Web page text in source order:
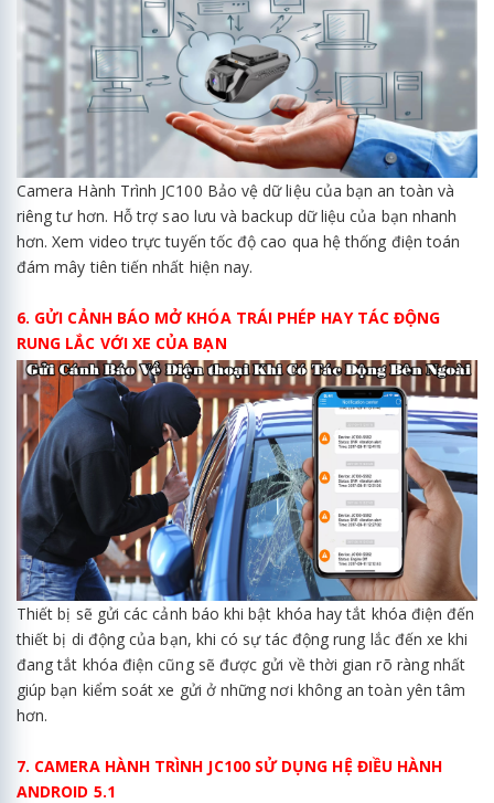
Camera Hành Trình JC100 Bảo vệ dữ liệu của bạn an toàn và
riêng tư hơn. Hỗ trợ sao lưu và backup dữ liệu của bạn nhanh
hơn. Xem video trực tuyến tốc độ cao qua hệ thống điện toán
đám mây tiên tiến nhất hiện nay.
6. GỬI CẢNH BÁO MỞ KHÓA TRÁI PHÉP HAY TÁC ĐỘNG
RUNG LẮC VỚI XE CỦA BẠN
Thiết bị sẽ gửi các cảnh báo khi bật khóa hay tắt khóa điện đến
thiết bị di động của bạn, khi có sự tác động rung lắc đến xe khi
đang tắt khóa điện cũng sẽ được gửi về thời gian rõ ràng nhất
giúp bạn kiểm soát xe gửi ở những nơi không an toàn yên tâm
hơn.
7. CAMERA HÀNH TRÌNH JC100 SỬ DỤNG HỆ ĐIỀU HÀNH
ANDROID 5.1